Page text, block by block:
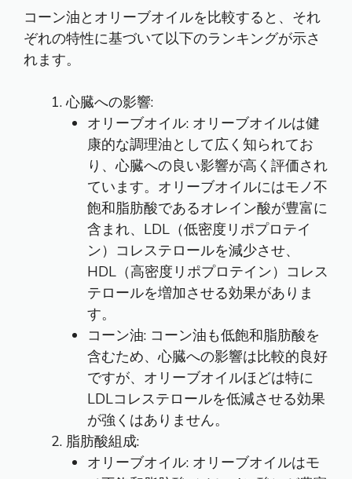
コーン油とオリーブオイルを比較すると、それ
ぞれの特性に基づいて以下のランキングが示さ
れます。
心臓への影響:
オリーブオイル: オリーブオイルは健
康的な調理油として広く知られてお
り、心臓への良い影響が高く評価され
ています。オリーブオイルにはモノ不
飽和脂肪酸であるオレイン酸が豊富に
含まれ、LDL（低密度リポプロテイ
ン）コレステロールを減少させ、
HDL（高密度リポプロテイン）コレス
テロールを増加させる効果がありま
す。
コーン油: コーン油も低飽和脂肪酸を
含むため、心臓への影響は比較的良好
ですが、オリーブオイルほどは特に
LDLコレステロールを低減させる効果
が強くはありません。
脂肪酸組成:
オリーブオイル: オリーブオイルはモ